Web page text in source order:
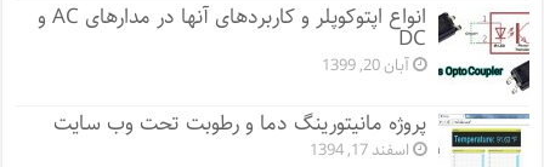
انواع اپتوکوپلر و کاربردهای آنها در مدارهای AC و
DC
آبان 20, 1399
پروژه مانيتورينگ دما و رطوبت تحت وب سایت
اسفند 17, 1394